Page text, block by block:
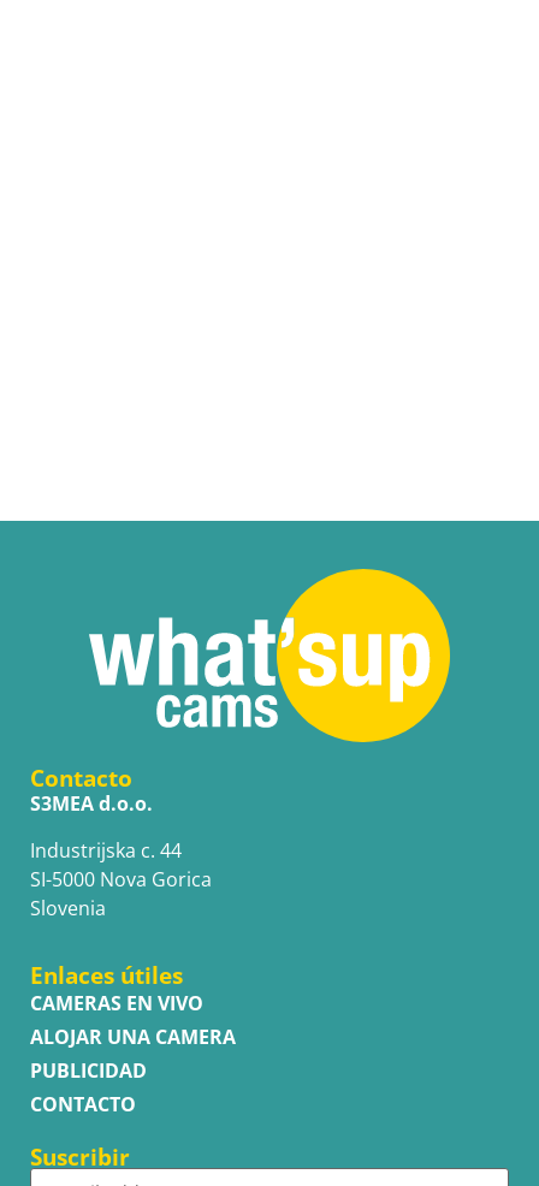
Contacto
S3MEA d.o.o.
Industrijska c. 44
SI-5000 Nova Gorica
Slovenia
Enlaces útiles
CAMERAS EN VIVO
ALOJAR UNA CAMERA
PUBLICIDAD
CONTACTO
Suscribir